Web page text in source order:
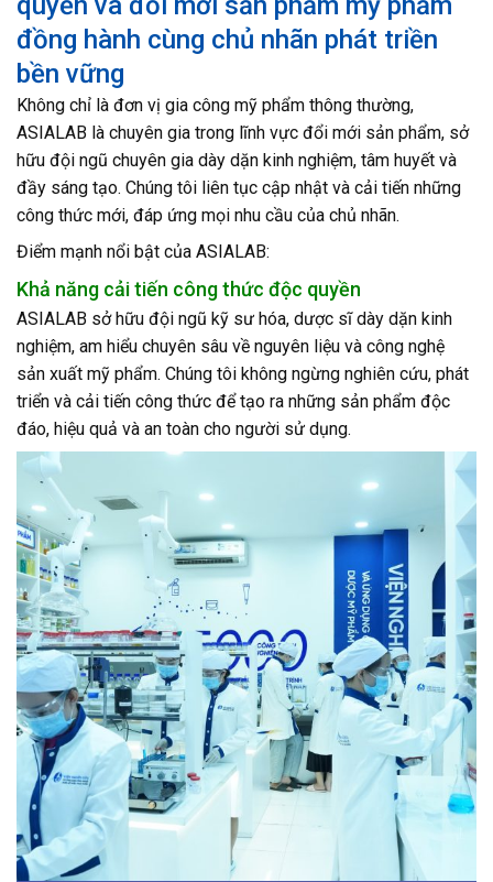
đồng hành cùng chủ nhãn phát triền
bền vững
Không chỉ là đơn vị gia công mỹ phẩm thông thường,
ASIALAB là chuyên gia trong lĩnh vực đổi mới sản phẩm, sở
hữu đội ngũ chuyên gia dày dặn kinh nghiệm, tâm huyết và
đầy sáng tạo. Chúng tôi liên tục cập nhật và cải tiến những
công thức mới, đáp ứng mọi nhu cầu của chủ nhãn.
Điểm mạnh nổi bật của ASIALAB:
Khả năng cải tiến công thức độc quyền
ASIALAB sở hữu đội ngũ kỹ sư hóa, dược sĩ dày dặn kinh
nghiệm, am hiểu chuyên sâu về nguyên liệu và công nghệ
sản xuất mỹ phẩm. Chúng tôi không ngừng nghiên cứu, phát
triển và cải tiến công thức để tạo ra những sản phẩm độc
đáo, hiệu quả và an toàn cho người sử dụng.